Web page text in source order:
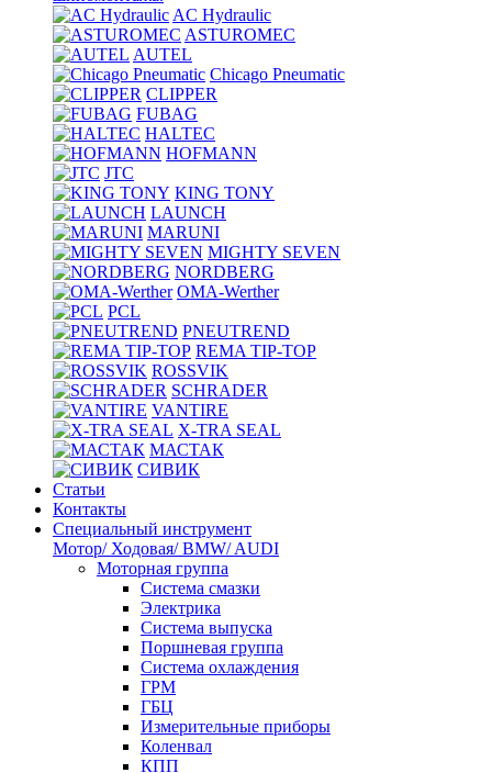
AC Hydraulic
ASTUROMEC
AUTEL
Chicago Pneumatic
CLIPPER
FUBAG
HALTEC
HOFMANN
JTC
KING TONY
LAUNCH
MARUNI
MIGHTY SEVEN
NORDBERG
OMA-Werther
PCL
PNEUTREND
REMA TIP-TOP
ROSSVIK
SCHRADER
VANTIRE
X-TRA SEAL
МАСТАК
СИВИК
Статьи
Контакты
Специальный инструмент
Мотор/ Ходовая/ BMW/ AUDI
Моторная группа
Система смазки
Электрика
Система выпуска
Поршневая группа
Система охлаждения
ГРМ
ГБЦ
Измерительные приборы
Коленвал
КПП